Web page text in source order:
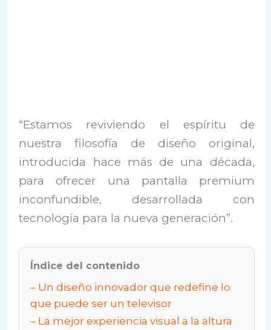
“Estamos reviviendo el espíritu de
nuestra filosofía de diseño original,
introducida hace más de una década,
para ofrecer una pantalla premium
inconfundible, desarrollada con
tecnología para la nueva generación”.
Índice del contenido
Un diseño innovador que redefine lo
que puede ser un televisor
La mejor experiencia visual a la altura